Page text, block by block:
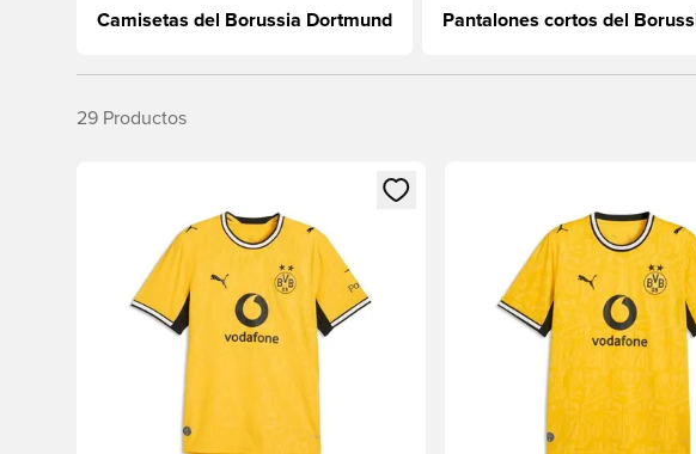
Borussia Dortmund, desde camisetas, equipaciones y productos del Dortmund en
Camisetas del Borussia Dortmund Pantalones cortos del
29 Productos
Abre un modal para iniciar sesión o registrarse como miembro
Abre un modal para iniciar